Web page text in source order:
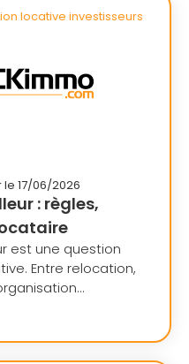
locative investisseurs
17/06/2026
: règles,
est une question
Entre relocation,